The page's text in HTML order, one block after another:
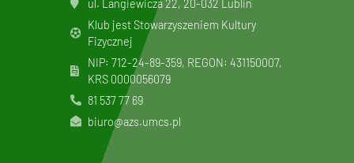
ul. Langiewicza 22, 20-032 Lublin
Klub jest Stowarzyszeniem Kultury
Fizycznej
NIP: 712-24-89-359, REGON: 431150007,
KRS 0000056079
81 537 77 69
biuro@azs.umcs.pl